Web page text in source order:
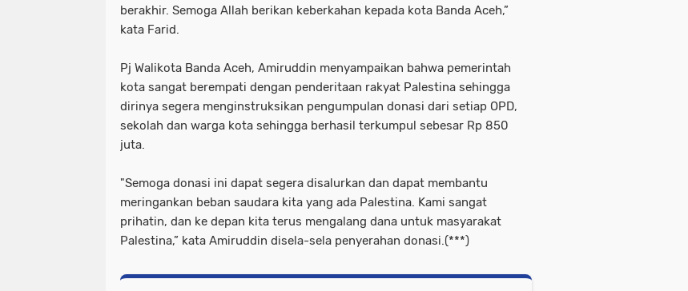
berakhir. Semoga Allah berikan keberkahan kepada kota Banda Aceh,”
kata Farid.
Pj Walikota Banda Aceh, Amiruddin menyampaikan bahwa pemerintah
kota sangat berempati dengan penderitaan rakyat Palestina sehingga
dirinya segera menginstruksikan pengumpulan donasi dari setiap OPD,
sekolah dan warga kota sehingga berhasil terkumpul sebesar Rp 850
juta.
"Semoga donasi ini dapat segera disalurkan dan dapat membantu
meringankan beban saudara kita yang ada Palestina. Kami sangat
prihatin, dan ke depan kita terus mengalang dana untuk masyarakat
Palestina,” kata Amiruddin disela-sela penyerahan donasi.(***)